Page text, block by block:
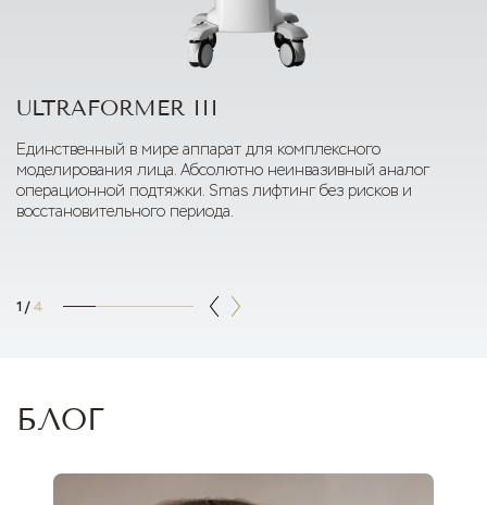
ULTRAFORMER III
Единственный в мире аппарат для комплексного
моделирования лица. Абсолютно неинвазивный аналог
операционной подтяжки. Smas лифтинг без рисков и
восстановительного периода.
1 / 4
БЛОГ